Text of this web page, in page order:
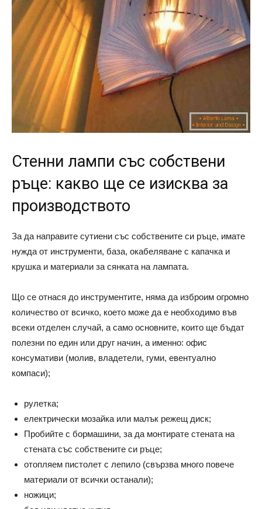
Стенни лампи със собствени
ръце: какво ще се изисква за
производството
За да направите сутиени със собствените си ръце, имате
нужда от инструменти, база, окабеляване с капачка и
крушка и материали за сянката на лампата.
Що се отнася до инструментите, няма да изброим огромно
количество от всичко, което може да е необходимо във
всеки отделен случай, а само основните, които ще бъдат
полезни по един или друг начин, а именно: офис
консумативи (молив, владетели, гуми, евентуално
компаси);
рулетка;
електрически мозайка или малък режещ диск;
Пробийте с бормашини, за да монтирате стената на
стената със собствените си ръце;
отопляем пистолет с лепило (свързва много повече
материали от всички останали);
ножици;